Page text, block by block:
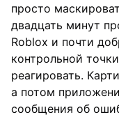
просто
двадцать минут
Roblox и почти
контрольной
реагировать.
а потом
сообщения об